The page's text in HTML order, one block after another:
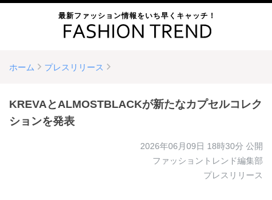
最新ファッション情報をいち早くキャッチ！
ホーム プレスリリース
KREVAとALMOSTBLACKが新たなカプセルコレク
ションを発表
2026年06月09日 18時30分 公開
ファッショントレンド編集部
プレスリリース